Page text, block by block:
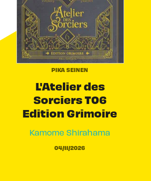
PIKA SEINEN
L'Atelier des
Sorciers T06
Edition Grimoire
Kamome Shirahama
04/11/2026